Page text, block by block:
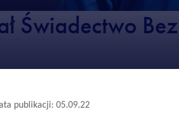
Świadectwo
publikacji: 05.09.22